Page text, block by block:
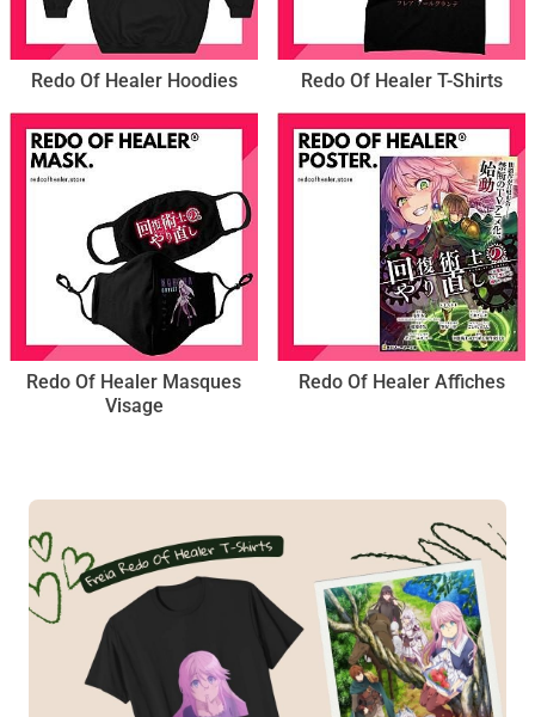
Redo Of Healer Hoodies Redo Of Healer T-Shirts
Redo Of Healer Masques
Visage
Redo Of Healer Affiches